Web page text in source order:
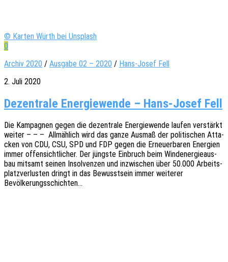
© Karten Würth bei Unsplash
0
Archiv 2020 / Ausgabe 02 – 2020 / Hans-Josef Fell
2. Juli 2020
Dezentrale Energiewende – Hans-Josef Fell
Die Kampa­gnen gegen die dezen­tra­le Ener­gie­wen­de laufen verstärkt
weiter – – – Allmäh­lich wird das ganze Ausmaß der poli­ti­schen Atta­
cken von CDU, CSU, SPD und FDP gegen die Erneu­er­ba­ren Ener­gien
immer offen­sicht­li­cher. Der jüngs­te Einbruch beim Wind­ener­gie­aus­
bau mitsamt seinen Insol­ven­zen und inzwi­schen über 50.000 Arbeits­
platz­ver­lus­ten dringt in das Bewusst­sein immer weite­rer
Bevölkerungsschichten…